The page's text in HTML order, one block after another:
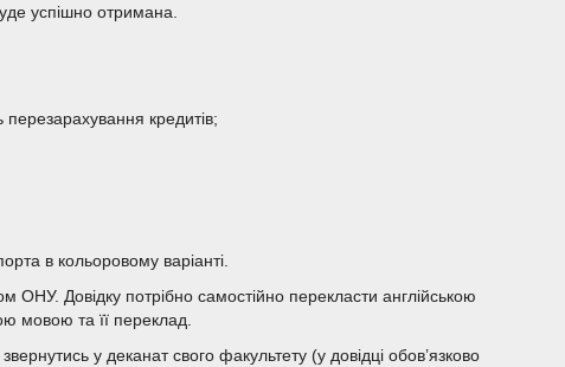
успішно отримана.
кредитів;
в кольоровому варіанті.
Довідку потрібно самостійно перекласти англійською
мовою та її переклад.
у деканат свого факультету (у довідці обов’язково